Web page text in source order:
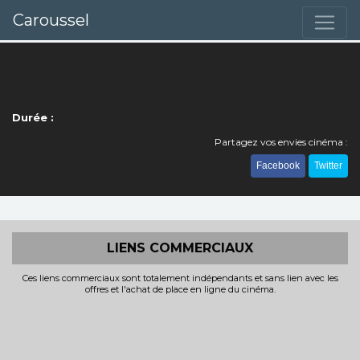
Caroussel
Durée :
Partagez vos envies cinéma :
Facebook Twitter
LIENS COMMERCIAUX
Ces liens commerciaux sont totalement indépendants et sans lien avec les
offres et l'achat de place en ligne du cinéma.